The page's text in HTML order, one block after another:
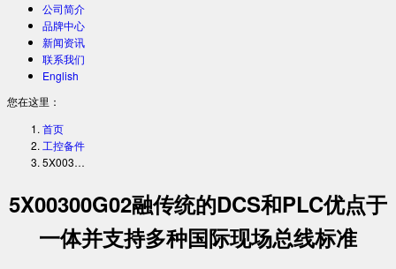
公司简介
品牌中心
新闻资讯
联系我们
English
您在这里：
首页
工控备件
5X003…
5X00300G02融传统的DCS和PLC优点于
一体并支持多种国际现场总线标准